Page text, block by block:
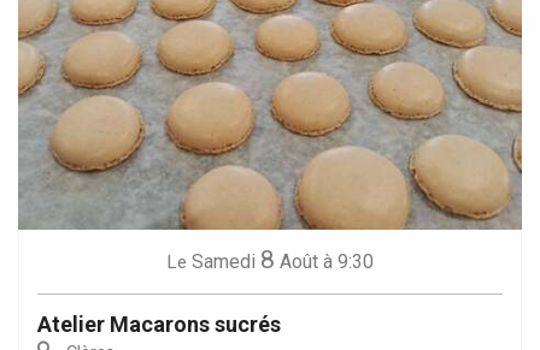
Le Samedi 8 Août à 9:30
Atelier Macarons sucrés